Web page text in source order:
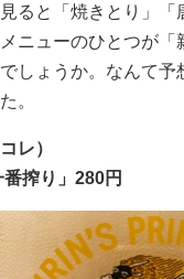
ると「焼きとり」「
ニューのひとつが
しょうか。なんて予
。
レ）
番搾り」280円